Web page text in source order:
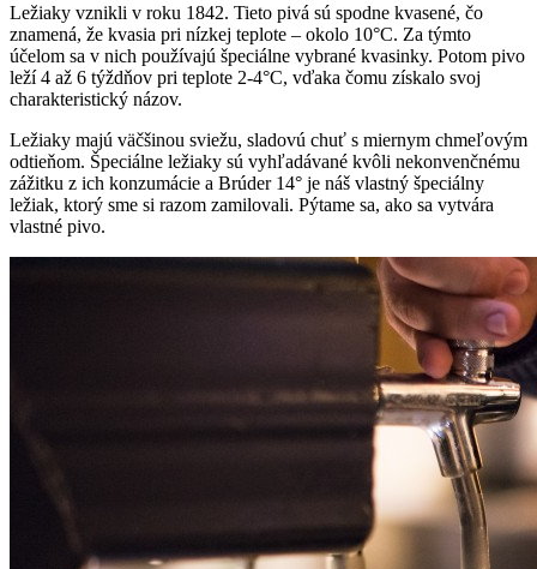
Ležiaky vznikli v roku 1842. Tieto pivá sú spodne kvasené, čo
znamená, že kvasia pri nízkej teplote – okolo 10°C. Za týmto
účelom sa v nich používajú špeciálne vybrané kvasinky. Potom pivo
leží 4 až 6 týždňov pri teplote 2-4°C, vďaka čomu získalo svoj
charakteristický názov.
Ležiaky majú väčšinou sviežu, sladovú chuť s miernym chmeľovým
odtieňom. Špeciálne ležiaky sú vyhľadávané kvôli nekonvenčnému
zážitku z ich konzumácie a Brúder 14° je náš vlastný špeciálny
ležiak, ktorý sme si razom zamilovali. Pýtame sa, ako sa vytvára
vlastné pivo.